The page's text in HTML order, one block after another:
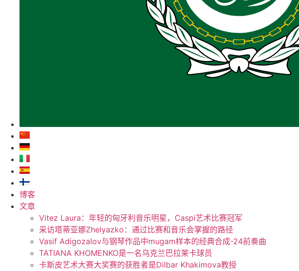
博客
文章
Vitez Laura：年轻的匈牙利音乐明星，Caspi艺术比赛冠军
采访塔蒂亚娜Zhelyazko：通过比赛和音乐会掌握的路径
Vasif Adigozalov与钢琴作品中mugam样本的经典合成-24前奏曲
TATIANA KHOMENKO是一名乌克兰巴拉莱卡球员
卡斯皮艺术大赛大奖赛的获胜者是Dilbar Khakimova教授